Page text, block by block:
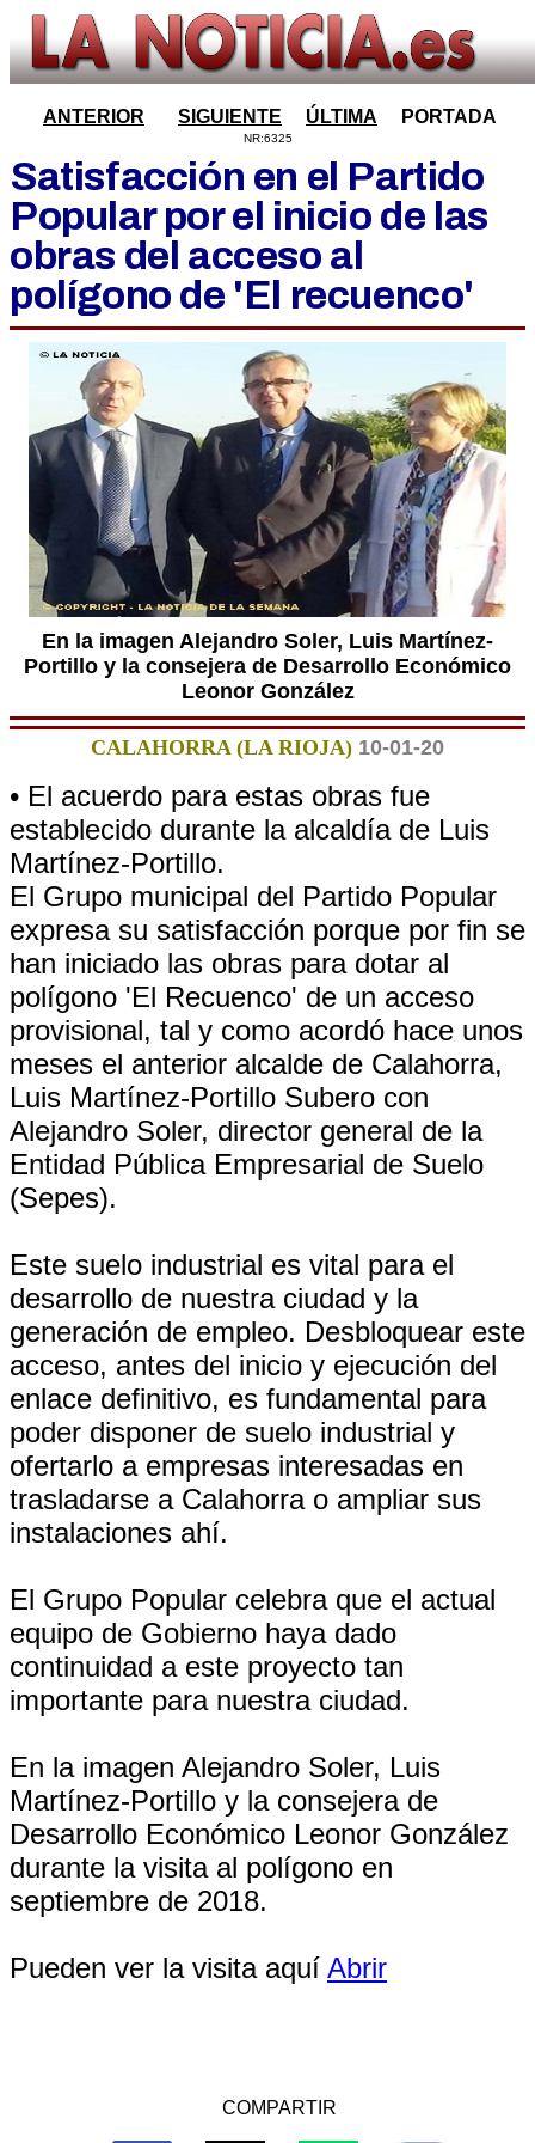
ANTERIOR SIGUIENTE ÚLTIMA PORTADA
NR:6325
Satisfacción en el Partido
Popular por el inicio de las
obras del acceso al
polígono de 'El recuenco'
En la imagen Alejandro Soler, Luis Martínez-
Portillo y la consejera de Desarrollo Económico
Leonor González
CALAHORRA (LA RIOJA) 10-01-20
• El acuerdo para estas obras fue
establecido durante la alcaldía de Luis
Martínez-Portillo.
El Grupo municipal del Partido Popular
expresa su satisfacción porque por fin se
han iniciado las obras para dotar al
polígono 'El Recuenco' de un acceso
provisional, tal y como acordó hace unos
meses el anterior alcalde de Calahorra,
Luis Martínez-Portillo Subero con
Alejandro Soler, director general de la
Entidad Pública Empresarial de Suelo
(Sepes).
Este suelo industrial es vital para el
desarrollo de nuestra ciudad y la
generación de empleo. Desbloquear este
acceso, antes del inicio y ejecución del
enlace definitivo, es fundamental para
poder disponer de suelo industrial y
ofertarlo a empresas interesadas en
trasladarse a Calahorra o ampliar sus
instalaciones ahí.
El Grupo Popular celebra que el actual
equipo de Gobierno haya dado
continuidad a este proyecto tan
importante para nuestra ciudad.
En la imagen Alejandro Soler, Luis
Martínez-Portillo y la consejera de
Desarrollo Económico Leonor González
durante la visita al polígono en
septiembre de 2018.
Pueden ver la visita aquí Abrir
COMPARTIR